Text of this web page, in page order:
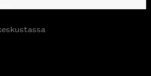
merkin laadukkaasta